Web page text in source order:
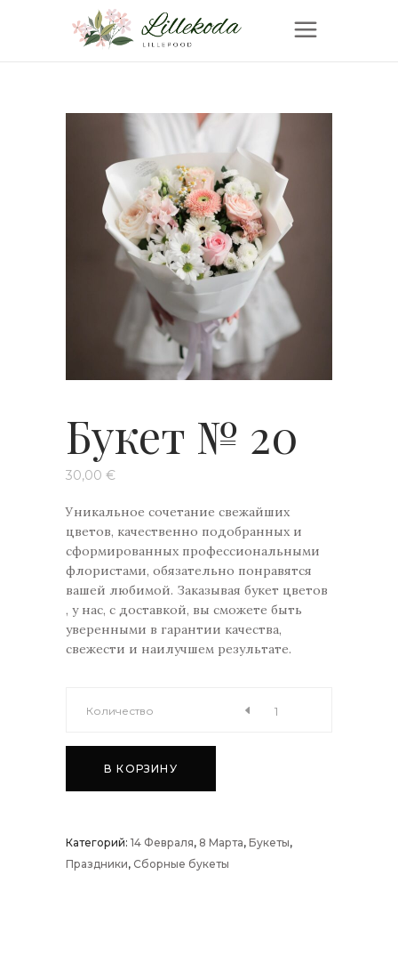
Букет № 20
30,00 €
Уникальное сочетание свежайших
цветов, качественно подобранных и
сформированных профессиональными
флористами, обязательно понравятся
вашей любимой. Заказывая букет цветов
, у нас, с доставкой, вы сможете быть
уверенными в гарантии качества,
свежести и наилучшем результате.
Букет
quantity
Количество
В КОРЗИНУ
Категорий: 14 Февраля, 8 Марта, Букеты,
Праздники, Сборные букеты